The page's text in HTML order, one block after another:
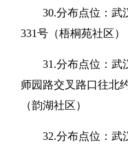
30.分布点位：武
331号（梧桐苑社区）
31.分布点位：武
师园路交叉路口往北
（韵湖社区）
32.分布点位：武